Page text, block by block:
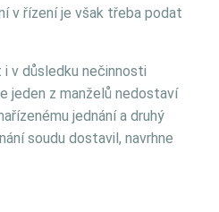
v řízení je však třeba podat
v důsledku nečinnosti
jeden z manželů nedostaví
jednání a druhý
soudu dostavil, navrhne